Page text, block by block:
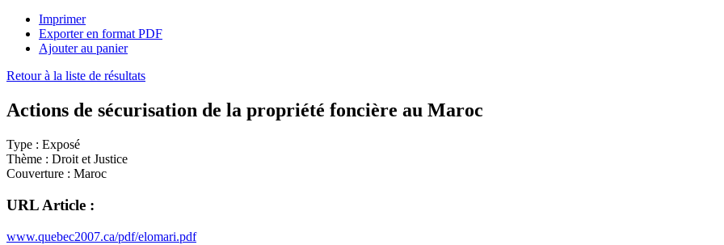
Imprimer
Exporter en format PDF
Ajouter au panier
Retour à la liste de résultats
Actions de sécurisation de la propriété foncière au Maroc
Type : Exposé
Thème : Droit et Justice
Couverture : Maroc
URL Article :
www.quebec2007.ca/pdf/elomari.pdf